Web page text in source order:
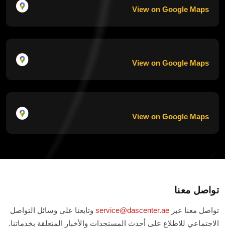
View on Google Maps
View on Google Maps
View on Google Maps
تواصل معنا
تواصل معنا عبر service@dascenter.ae وتابعنا على وسائل التواصل
الاجتماعي للاطلاع على أحدث المستجدات والأخبار المتعلقة بخدماتنا.